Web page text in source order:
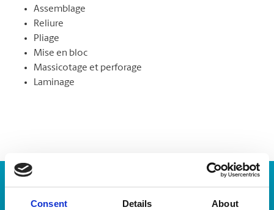
Consent Details About
Assemblage
Reliure
Pliage
Mise en bloc
Massicotage et perforage
Laminage
Numéro de suivi :